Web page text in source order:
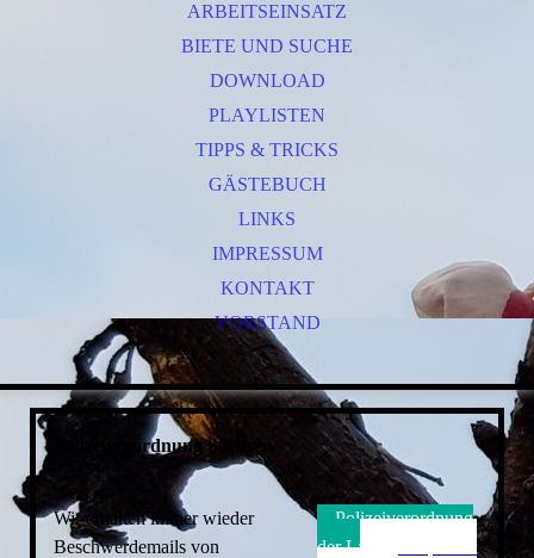
ARBEITSEINSATZ
BIETE UND SUCHE
DOWNLOAD
PLAYLISTEN
TIPPS & TRICKS
GÄSTEBUCH
LINKS
IMPRESSUM
KONTAKT
VORSTAND
Polizeiverordnung Sachsen
Polizeiverordnung
der Landeshauptstadt
Wir erhalten immer wieder
Beschwerdemails von